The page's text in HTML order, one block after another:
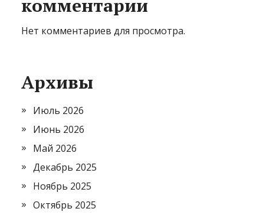
комментарии
Нет комментариев для просмотра.
Архивы
Июль 2026
Июнь 2026
Май 2026
Декабрь 2025
Ноябрь 2025
Октябрь 2025